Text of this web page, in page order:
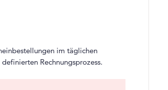
im täglichen
Rechnungsprozess.